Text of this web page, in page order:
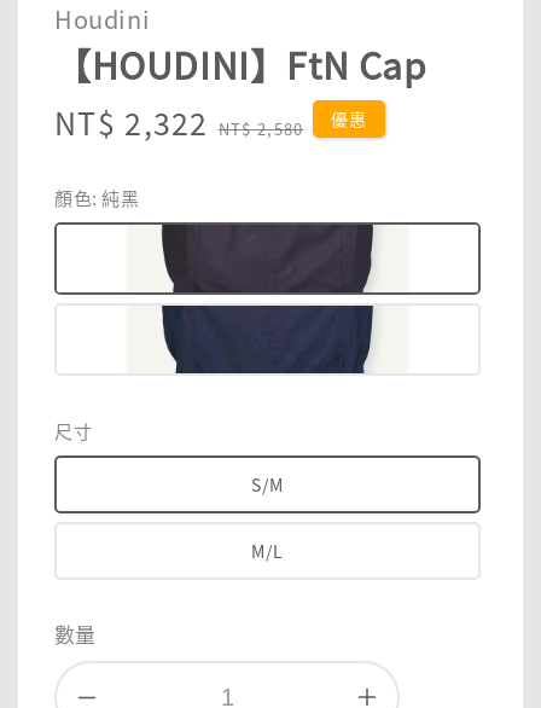
Houdini
【HOUDINI】FtN Cap
Sale
NT$ 2,322 Regular
NT$ 2,580 優惠
顏色: 純黑
尺寸
S/M
M/L
數量